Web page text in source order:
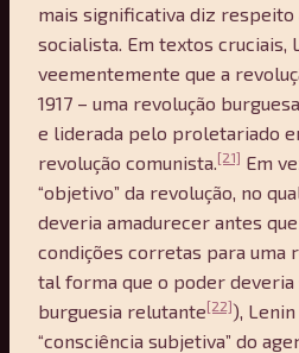
mais significativa diz
socialista. Em textos cruciais,
veementemente que a
1917 – uma revolução
e liderada pelo proletariado
revolução comunista. [21] Em
“objetivo” da revolução, no
deveria amadurecer antes
condições corretas para uma
tal forma que o poder deveria
burguesia relutante[22]),
“consciência subjetiva” do